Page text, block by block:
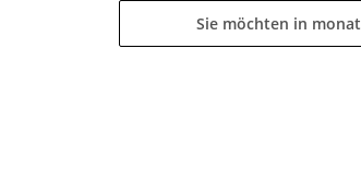
Sie möchten in